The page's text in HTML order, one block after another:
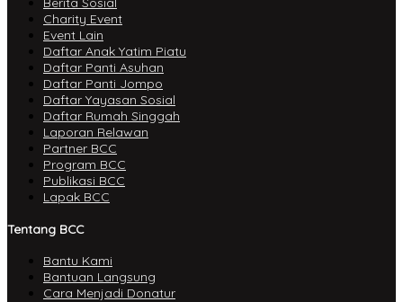
Charity Event
Event Lain
Daftar Anak Yatim Piatu
Daftar Panti Asuhan
Daftar Panti Jompo
Daftar Yayasan Sosial
Daftar Rumah Singgah
Laporan Relawan
Partner BCC
Program BCC
Publikasi BCC
Lapak BCC
Tentang BCC
Bantu Kami
Bantuan Langsung
Cara Menjadi Donatur